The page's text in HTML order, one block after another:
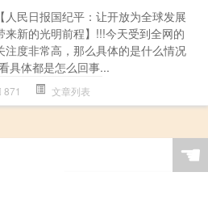
【人民日报国纪平：让开放为全球发展
来新的光明前程】!!!今天受到全网的
注度非常高，那么具体的是什么情况
具体都是怎么回事...
871 文章列表
☚